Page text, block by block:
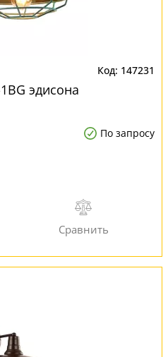
147231
эдисона
По запросу